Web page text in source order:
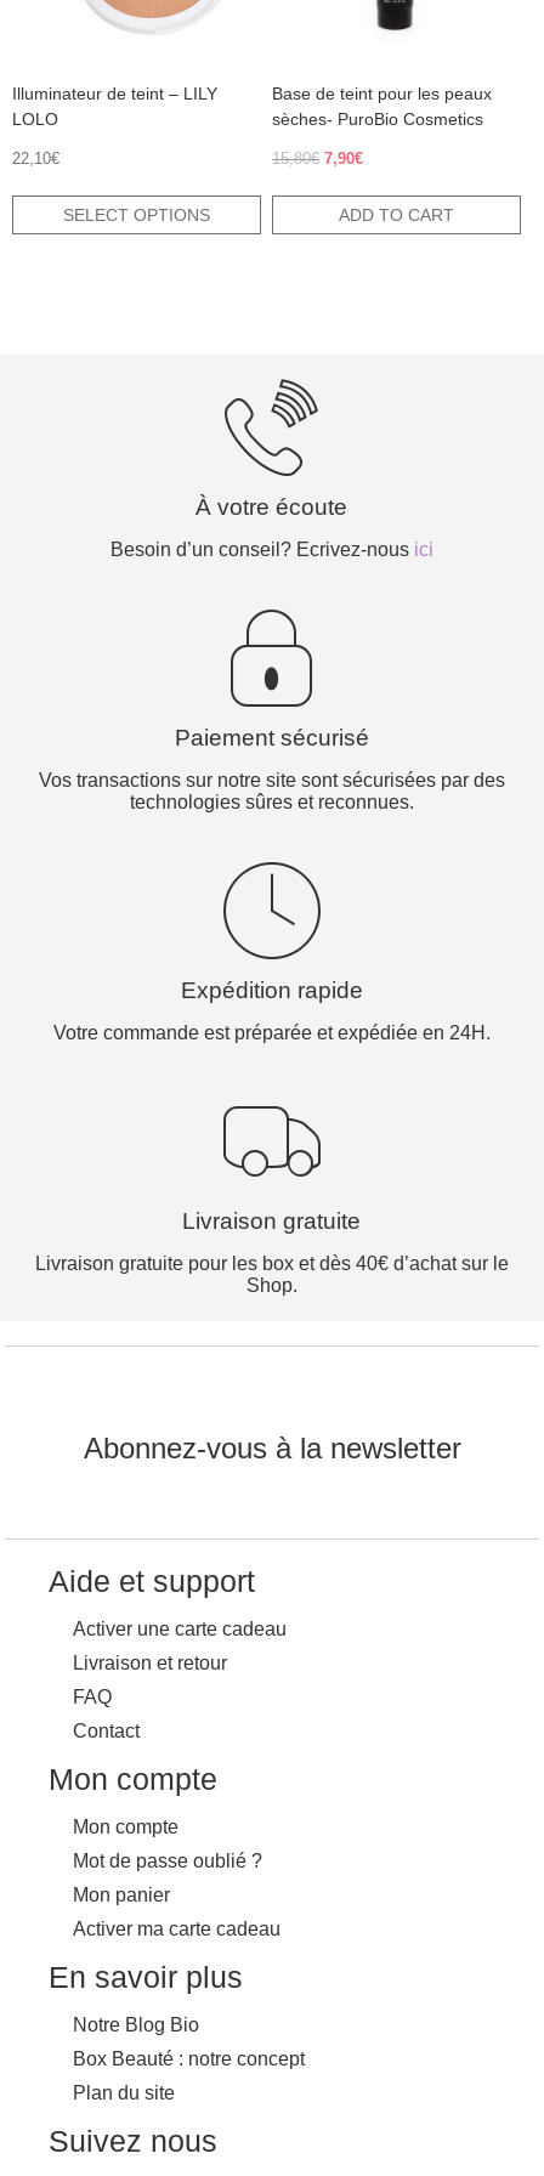
Illuminateur de teint – LILY
LOLO
22,10€
SELECT OPTIONS
page
Base de teint pour les peaux
sèches- PuroBio Cosmetics
15,80€ Original
15,80€.
7,90€Current
7,90€.
ADD TO CART
À votre écoute
Besoin d’un conseil? Ecrivez-nous ici
Paiement sécurisé
Vos transactions sur notre site sont sécurisées par des
technologies sûres et reconnues.
Expédition rapide
Votre commande est préparée et expédiée en 24H.
Livraison gratuite
Livraison gratuite pour les box et dès 40€ d’achat sur le
Shop.
Abonnez-vous à la newsletter
Aide et support
Activer une carte cadeau
Livraison et retour
FAQ
Contact
Mon compte
Mon compte
Mot de passe oublié ?
Mon panier
Activer ma carte cadeau
En savoir plus
Notre Blog Bio
Box Beauté : notre concept
Plan du site
Suivez nous